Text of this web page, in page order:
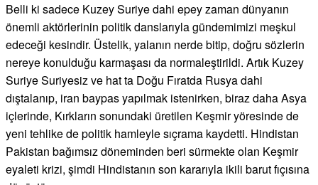
Belli ki sadece Kuzey Suriye dahi epey zaman dünyanın
önemli aktörlerinin politik danslarıyla gündemimizi meşkul
edeceği kesindir. Üstelik, yalanın nerde bitip, doğru sözlerin
nereye konulduğu karmaşası da normaleştirildi. Artık Kuzey
Suriye Suriyesiz ve hat ta Doğu Fıratda Rusya dahi
dıştalanıp, iran baypas yapılmak istenirken, biraz daha Asya
içlerinde, Kırkların sonundaki üretilen Keşmir yöresinde de
yeni tehlike de politik hamleyle sıçrama kaydetti. Hindistan
Pakistan bağımsız döneminden beri sürmekte olan Keşmir
eyaleti krizi, şimdi Hindistanın son kararıyla ikili barut fıçısına